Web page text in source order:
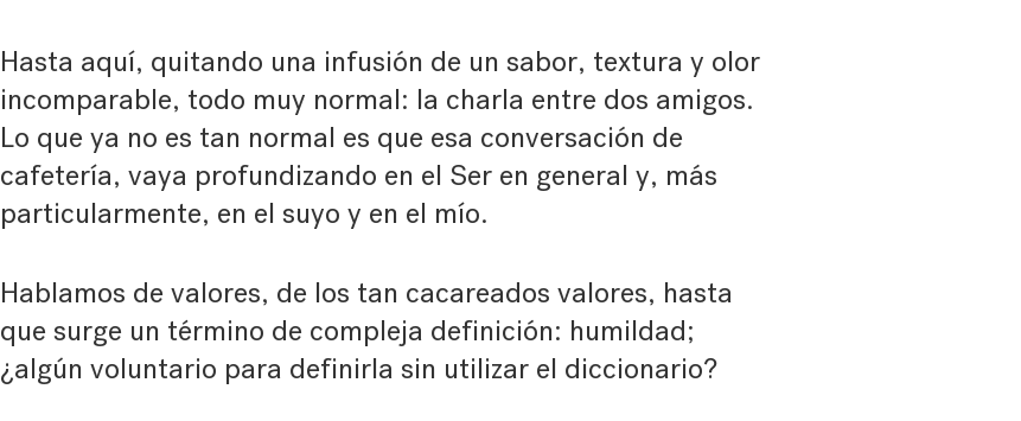
Hasta aquí, quitando una infusión de un sabor, textura y olor
incomparable, todo muy normal: la charla entre dos amigos.
Lo que ya no es tan normal es que esa conversación de
cafetería, vaya profundizando en el Ser en general y, más
particularmente, en el suyo y en el mío.
Hablamos de valores, de los tan cacareados valores, hasta
que surge un término de compleja definición: humildad;
¿algún voluntario para definirla sin utilizar el diccionario?